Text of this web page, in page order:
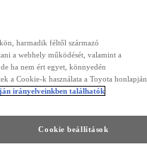
harmadik féltől származó
a webhely működését, valamint a
ha nem ért egyet, könnyedén
a Cookie-k használata a Toyota honlapján
irányelveinkben találhatók
Cookie beállítások